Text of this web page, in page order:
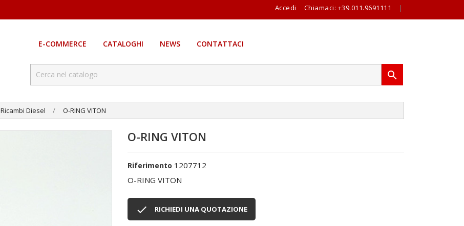
Accedi Chiamaci: +39.011.9691111 |
E-COMMERCE CATALOGHI NEWS CONTATTACI

Ricambi Diesel O-RING VITON
O-RING VITON
Riferimento 1207712
O-RING VITON
 RICHIEDI UNA QUOTAZIONE